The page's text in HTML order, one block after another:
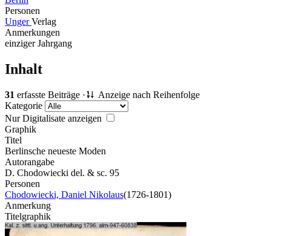
Personen
UngerVerlag
Anmerkungen
einziger Jahrgang
Inhalt
31 erfasste Beiträge ·
Anzeige nach Reihenfolge
Kategorie
Nur Digitalisate anzeigen
Graphik
Titel
Berlinsche neueste Moden
Autorangabe
D. Chodowiecki del. & sc. 95
Personen
Chodowiecki, Daniel Nikolaus(1726-1801)
Anmerkung
Titelgraphik